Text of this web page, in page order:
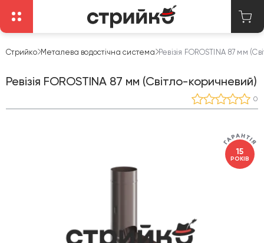
Стрийко Металева водостічна система Ревізія FOROSTINA 87 мм
Ревізія FOROSTINA 87 мм (Світло-коричневий)
0
15
РОКІВ